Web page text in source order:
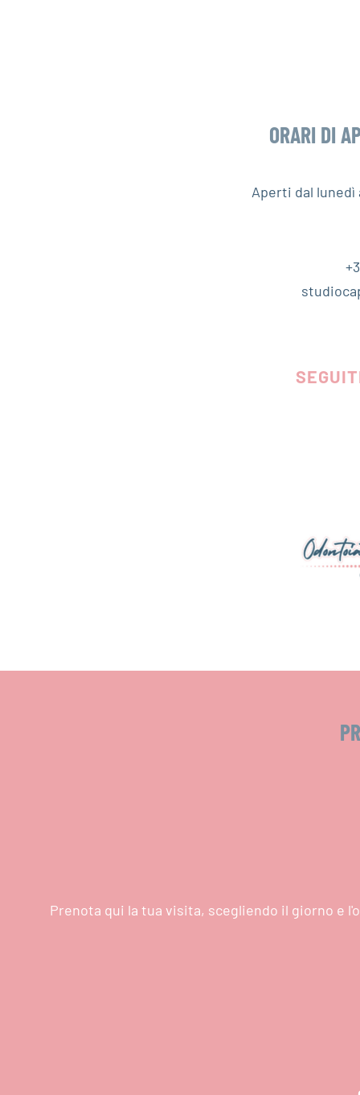
ORARI DI
Aperti dal
Prenota qui la tua visita, scegliendo il giorno e